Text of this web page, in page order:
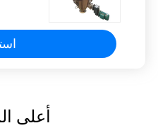
أعلى